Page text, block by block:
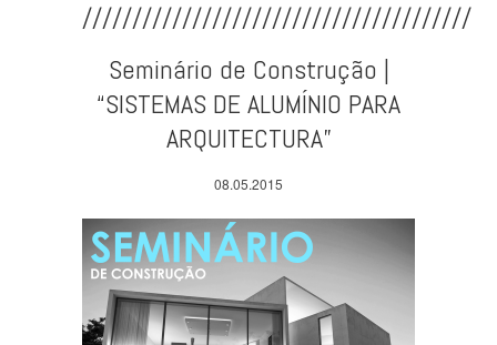
///////////////////////////////////////
Seminário de Construção |
“SISTEMAS DE ALUMÍNIO PARA
ARQUITECTURA”
08.05.2015